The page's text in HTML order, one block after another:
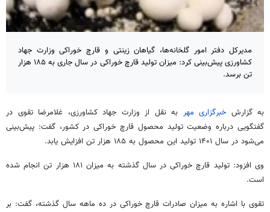
مدیرکل دفتر امور گلخانه‌ها، گیاهان زینتی و قارچ خوراکی وزارت جهاد
کشاورزی پیش‌بینی کرد: میزان تولید قارچ خوراکی در سال جاری به ۱۸۵ هزار
تن برسد.
به گزارش خبرگزاری مهر به نقل از وزارت جهاد کشاورزی، غلامرضا تقوی در
گفتگویی درباره وضعیت تولید محصول قارچ خوراکی در کشور، گفت: پیش‌بینی
می‌شود در سال ۱۴۰۱ تولید این محصول به ۱۸۵ هزار تن افزایش یابد.
وی افزود: تولید قارچ خوراکی در سال گذشته به میزان ۱۸۱ هزار تن انجام شده
است.
تقوی با اشاره به میزان صادرات قارچ خوراکی در ده ‌ماهه سال گذشته، گفت: بر